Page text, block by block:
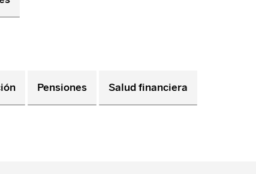
Pensiones Salud financiera